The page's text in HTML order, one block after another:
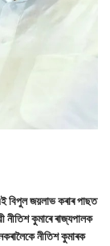
বিপুল জয়লাভ কৰাৰ পাছত
নীতিশ কুমাৰে ৰাজ্যপালক
নীতিশ কুমাৰক